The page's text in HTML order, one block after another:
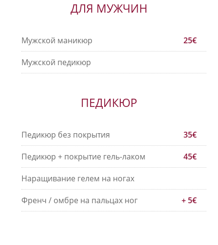
ДЛЯ МУЖЧИН
Мужской маникюр 25€
Мужской педикюр
ПЕДИКЮР
Педикюр без покрытия 35€
Педикюр + покрытие гель-лаком 45€
Наращивание гелем на ногах
Френч / омбре на пальцах ног + 5€